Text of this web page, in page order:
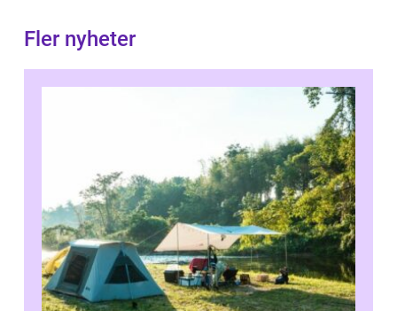
Fler nyheter